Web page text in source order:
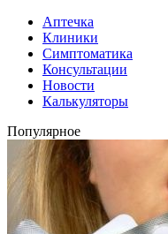
Аптечка
Клиники
Симптоматика
Консультации
Новости
Калькуляторы
Популярное